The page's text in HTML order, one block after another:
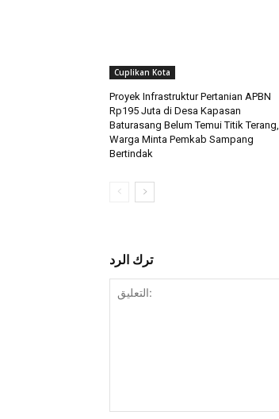
Cuplikan Kota
Proyek Infrastruktur Pertanian APBN
Rp195 Juta di Desa Kapasan
Baturasang Belum Temui Titik Terang,
Warga Minta Pemkab Sampang
Bertindak
ترك الرد